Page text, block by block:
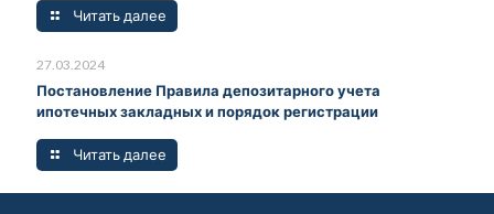
Читать далее
27.03.2024
Постановление Правила депозитарного учета
ипотечных закладных и порядок регистрации
Читать далее